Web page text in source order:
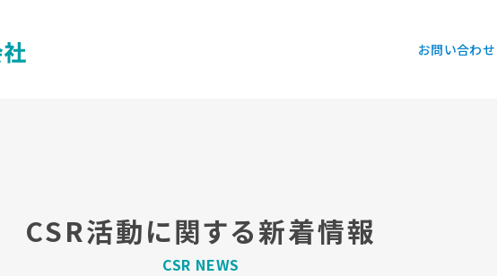
お問い合わせ
CSR活動に関する新着情報
CSR NEWS